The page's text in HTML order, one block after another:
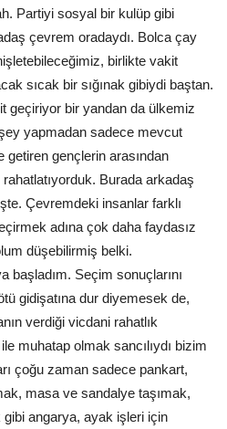
Partiyi sosyal bir kulüp gibi
çevrem oradaydı. Bolca çay
birlikte vakit
sıcak bir sığınak gibiydi baştan.
geçiriyor bir yandan da ülkemiz
yapmadan sadece mevcut
getiren gençlerin arasından
rahatlatıyorduk. Burada arkadaş
Çevremdeki insanlar farklı
adına çok daha faydasız
düşebilirmiş belki.
başladım. Seçim sonuçlarını
gidişatına dur diyemesek de,
verdiği vicdani rahatlık
muhatap olmak sancılıydı bizim
çoğu zaman sadece pankart,
masa ve sandalye taşımak,
gibi angarya, ayak işleri için